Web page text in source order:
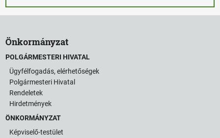
Önkormányzat
POLGÁRMESTERI HIVATAL
Ügyfélfogadás, elérhetőségek
Polgármesteri Hivatal
Rendeletek
Hirdetmények
ÖNKORMÁNYZAT
Képviselő-testület